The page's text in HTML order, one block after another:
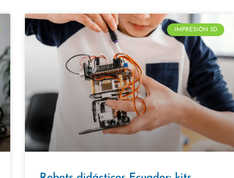
IMPRESIÓN 3D